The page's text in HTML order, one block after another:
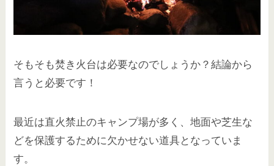
そもそも焚き火台は必要なのでしょうか？結論から
言うと必要です！
最近は直火禁止のキャンプ場が多く、地面や芝生な
どを保護するために欠かせない道具となっていま
す。